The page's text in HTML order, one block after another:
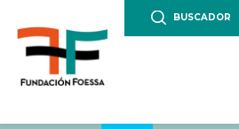
BUSCADOR